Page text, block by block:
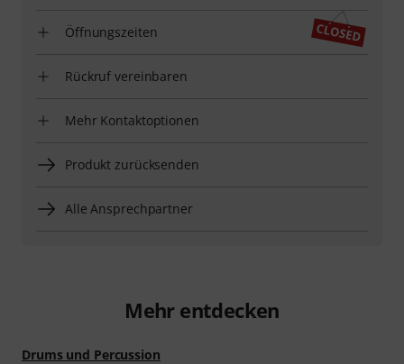
Öffnungszeiten
Rückruf vereinbaren
Mehr Kontaktoptionen
Produkt zurücksenden
Alle Ansprechpartner
Mehr entdecken
Drums und Percussion